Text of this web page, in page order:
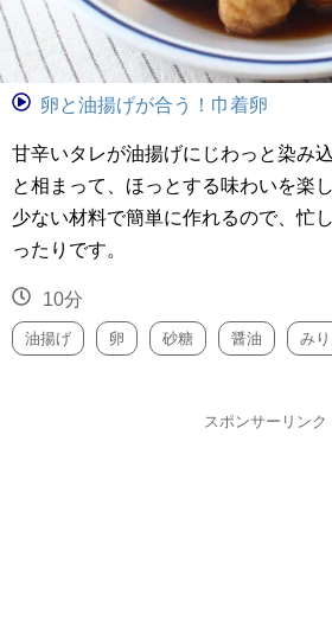
卵と油揚げが合う！巾着卵
甘辛いタレが油揚げにじわっと染み
と相まって、ほっとする味わいを楽し
少ない材料で簡単に作れるので、忙
ったりです。
10分
油揚げ 卵 砂糖 醤油 み
スポンサーリンク